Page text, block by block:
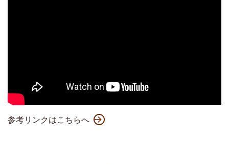
参考リンクはこちらへ